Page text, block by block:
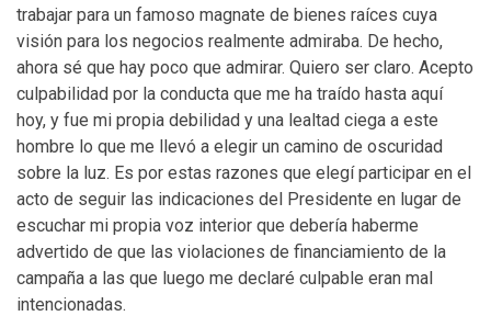
trabajar para un famoso magnate de bienes raíces cuya
visión para los negocios realmente admiraba. De hecho,
ahora sé que hay poco que admirar. Quiero ser claro. Acepto
culpabilidad por la conducta que me ha traído hasta aquí
hoy, y fue mi propia debilidad y una lealtad ciega a este
hombre lo que me llevó a elegir un camino de oscuridad
sobre la luz. Es por estas razones que elegí participar en el
acto de seguir las indicaciones del Presidente en lugar de
escuchar mi propia voz interior que debería haberme
advertido de que las violaciones de financiamiento de la
campaña a las que luego me declaré culpable eran mal
intencionadas.